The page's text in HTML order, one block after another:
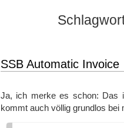
SSB Automatic Invoice
Ja, ich merke es schon: Das
kommt auch völlig grundlos bei